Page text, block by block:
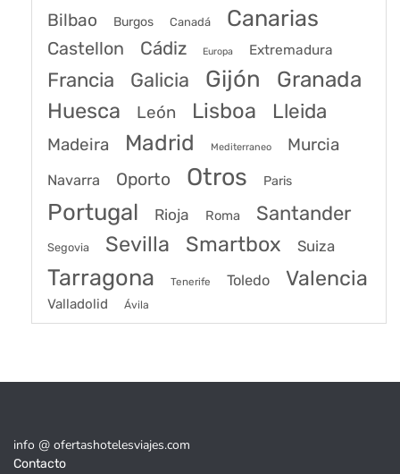
Bilbao Burgos Canadá Canarias
Castellon Cádiz Europa Extremadura
Francia Galicia Gijón Granada
Huesca León Lisboa Lleida
Madeira Madrid Mediterraneo Murcia
Navarra Oporto Otros Paris
Portugal Rioja Roma Santander
Segovia Sevilla Smartbox Suiza
Tarragona Tenerife Toledo Valencia
Valladolid Ávila
info @ ofertashotelesviajes.com
Contacto